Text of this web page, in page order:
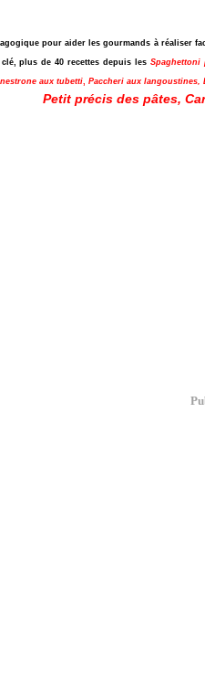
pour aider les gourmands à réaliser
plus de 40 recettes depuis les Spaghettoni
aux tubetti, Paccheri aux langoustines,
Petit précis des pâtes,